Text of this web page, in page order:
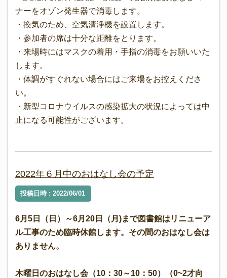
ナーをオゾン発生器で消毒します。
・換気のため、空気清浄機を設置します。
・参加者の席は十分な距離をとります。
・来場時にはマスクの着用・手指の消毒をお願いいた
します。
・体調がすぐれない場合にはご来場をお控えくださ
い。
・新型コロナウイルスの感染拡大の状況によっては中
止になる可能性がございます。
2022年６月中のおはなし会の予定
投稿日時 : 2022/06/01
6月5日（日）～6月20日（月)まで図書館はリニューア
ル工事のため臨時休館します。その間のおはなし会は
ありません。
木曜日のおはなし会（10：30～10：50）（0~2才向